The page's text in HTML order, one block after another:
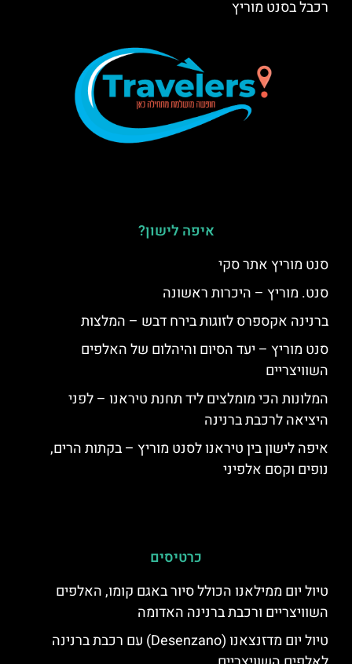
רכבל בסנט מוריץ
איפה לישון?
סנט מוריץ אתר סקי
סנט. מוריץ – היכרות ראשונה
ברנינה אקספרס לזוגות בירח דבש – המלצות
סנט מוריץ – יעד הסיום והיהלום של האלפים
השוויצריים
המלונות הכי מומלצים ליד תחנת טיראנו – לפני
היציאה לרכבת ברנינה
איפה לישון בין טיראנו לסנט מוריץ – בקתות הרים,
נופים וקסם אלפיני
כרטיסים
טיול יום ממילאנו הכולל סיור באגם קומו, האלפים
השוויצריים ורכבת ברנינה האדומה
טיול יום מדזנצאנו (Desenzano) עם רכבת ברנינה